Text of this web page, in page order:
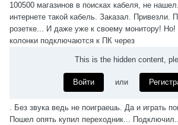
100500 магазинов в поисках кабеля, не
интернете такой кабель. Заказал. Привезли.
розетке... И даже уже к своему монитору!
колонки подключаются к ПК через
This is the hidden content,
Войти или
. Без звука ведь не поиграешь. Да и играть
Пошел опять купил переходник...